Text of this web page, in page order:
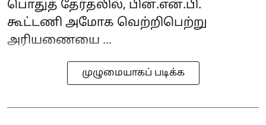
பொதுத் தேர்தலில், பின்.என்.பி.
கூட்டணி அமோக வெற்றிபெற்று
அரியணையை ...
முழுமையாகப் படிக்க